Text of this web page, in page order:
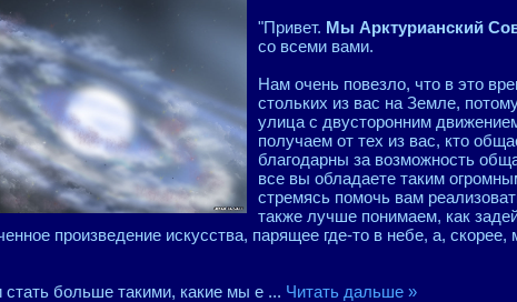
"Привет. Мы Арктурианский
со всеми вами.
Нам очень повезло, что в это
стольких из вас на Земле,
улица с двусторонним
получаем от тех из вас, кто
благодарны за возможность
все вы обладаете таким
стремясь помочь вам
также лучше понимаем, как
произведение искусства, парящее где-то в небе, а,
больше такими, какие мы е ... Читать дальше »